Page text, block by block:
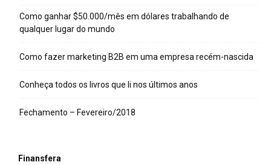
Como ganhar $50.000/mês em dólares trabalhando de
qualquer lugar do mundo
Como fazer marketing B2B em uma empresa recém-nascida
Conheça todos os livros que li nos últimos anos
Fechamento – Fevereiro/2018
Finansfera